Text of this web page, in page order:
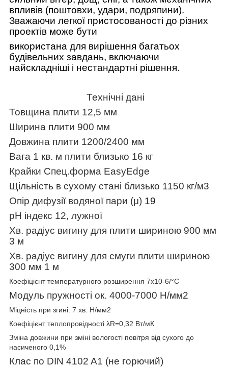
впливів (поштовхи, удари, подряпини).
Зважаючи легкої пристосованості до різних
проектів може бути
використана для вирішення багатьох
будівельних завдань, включаючи
найскладніші і нестандартні рішення.
Технічні дані
Товщина плити 12,5 мм
Ширина плити 900 мм
Довжина плити 1200/2400 мм
Вага 1 кв. м плити близько 16 кг
Крайки Спец.форма EasyEdge
Щільність в сухому стані близько 1150 кг/м3
Опір дифузії водяної пари (μ) 19
pH індекс 12, лужної
Хв. радіус вигину для плити шириною 900 мм
3 м
Хв. радіус вигину для смуги плити шириною
300 мм 1 м
Коефіцієнт температурного розширення 7x10-6/°C
Модуль пружності ок. 4000-7000 Н/мм2
Міцність при згині: 7 хв. Н/мм2
Коефіцієнт теплопровідності λR=0,32 Вт/мК
Зміна довжини при зміні вологості повітря від сухого до
насиченого 0,1%
Клас по DIN 4102 A1 (не горючий)